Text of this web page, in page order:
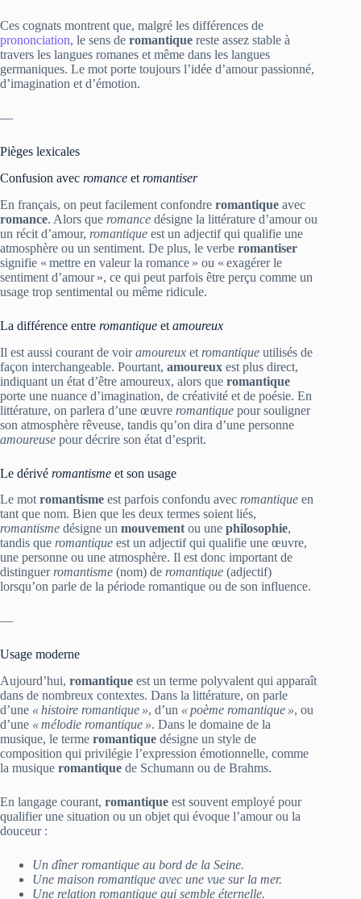
Ces cognats montrent que, malgré les différences de
prononciation, le sens de romantique reste assez stable à
travers les langues romanes et même dans les langues
germaniques. Le mot porte toujours l’idée d’amour passionné,
d’imagination et d’émotion.
—
Pièges lexicales
Confusion avec romance et romantiser
En français, on peut facilement confondre romantique avec
romance. Alors que romance désigne la littérature d’amour ou
un récit d’amour, romantique est un adjectif qui qualifie une
atmosphère ou un sentiment. De plus, le verbe romantiser
signifie « mettre en valeur la romance » ou « exagérer le
sentiment d’amour », ce qui peut parfois être perçu comme un
usage trop sentimental ou même ridicule.
La différence entre romantique et amoureux
Il est aussi courant de voiramoureux et romantique utilisés de
façon interchangeable. Pourtant, amoureux est plus direct,
indiquant un état d’être amoureux, alors que romantique
porte une nuance d’imagination, de créativité et de poésie. En
littérature, on parlera d’une œuvre romantique pour souligner
son atmosphère rêveuse, tandis qu’on dira d’une personne
amoureuse pour décrire son état d’esprit.
Le dérivé romantisme et son usage
Le mot romantisme est parfois confondu avec romantique en
tant que nom. Bien que les deux termes soient liés,
romantisme désigne un mouvement ou une philosophie,
tandis que romantique est un adjectif qui qualifie une œuvre,
une personne ou une atmosphère. Il est donc important de
distinguer romantisme (nom) de romantique (adjectif)
lorsqu’on parle de la période romantique ou de son influence.
—
Usage moderne
Aujourd’hui, romantique est un terme polyvalent qui apparaît
dans de nombreux contextes. Dans la littérature, on parle
d’une « histoire romantique », d’un « poème romantique », ou
d’une « mélodie romantique ». Dans le domaine de la
musique, le terme romantique désigne un style de
composition qui privilégie l’expression émotionnelle, comme
la musique romantique de Schumann ou de Brahms.
En langage courant, romantique est souvent employé pour
qualifier une situation ou un objet qui évoque l’amour ou la
douceur :
Un dîner romantique au bord de la Seine.
Une maison romantique avec une vue sur la mer.
Une relation romantique qui semble éternelle.